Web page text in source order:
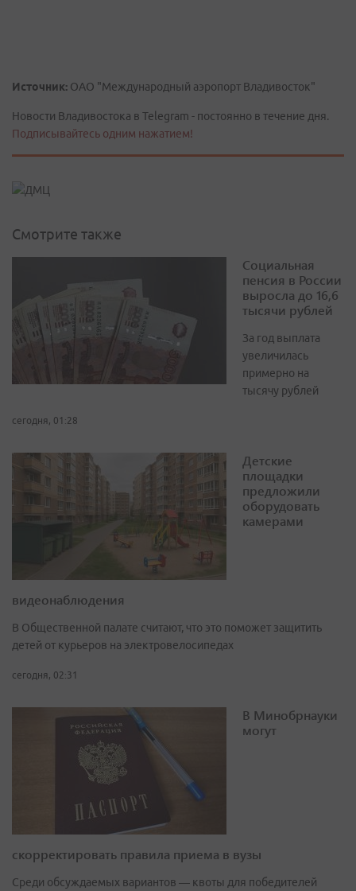
Источник: ОАО "Международный аэропорт Владивосток"
Новости Владивостока в Telegram - постоянно в течение дня.
Подписывайтесь одним нажатием!
Смотрите также
Социальная
пенсия в России
выросла до 16,6
тысячи рублей
За год выплата
увеличилась
примерно на
тысячу рублей
сегодня, 01:28
Детские
площадки
предложили
оборудовать
камерами
видеонаблюдения
В Общественной палате считают, что это поможет защитить
детей от курьеров на электровелосипедах
сегодня, 02:31
В Минобрнауки
могут
скорректировать правила приема в вузы
Среди обсуждаемых вариантов — квоты для победителей